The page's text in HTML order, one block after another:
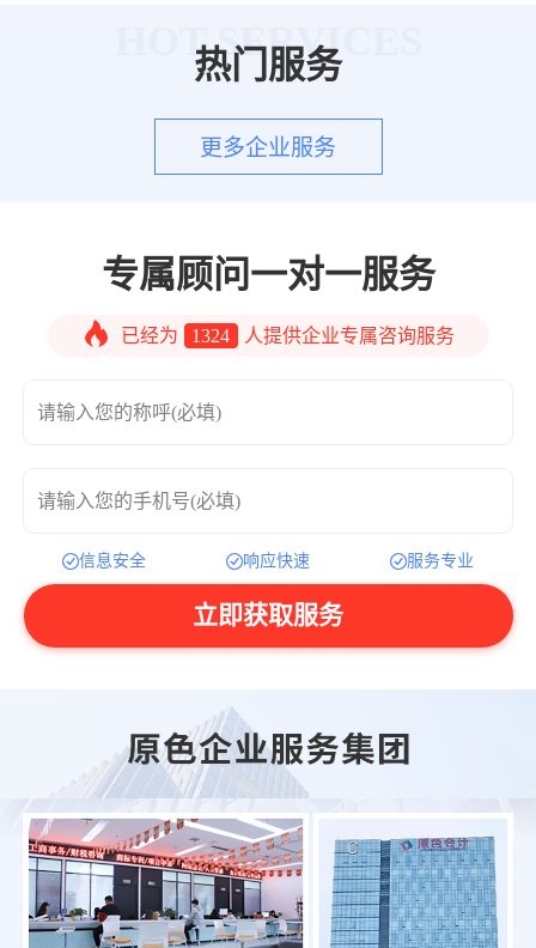
HOT SERVICES
热门服务
更多企业服务
专属顾问一对一服务
已经为 1324 人提供企业专属咨询服务
请输入您的称呼(必填)
请输入您的手机号(必填)
信息安全 响应快速 服务专业
立即获取服务